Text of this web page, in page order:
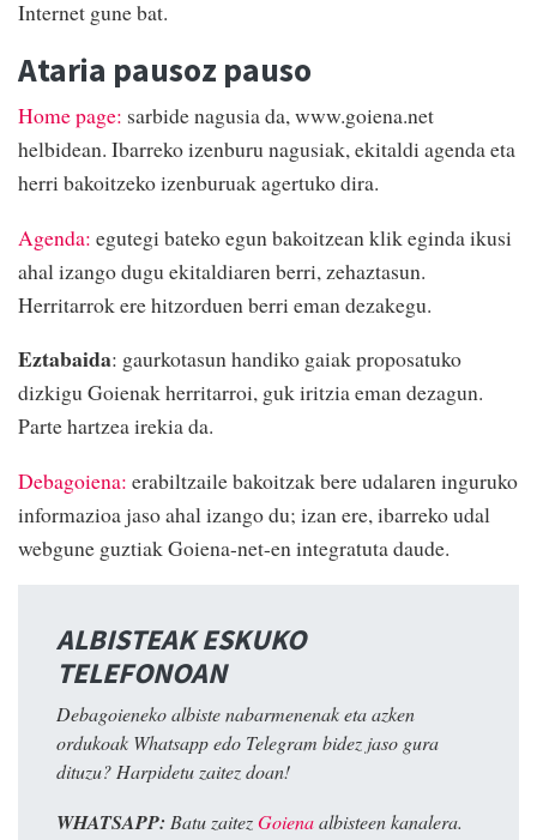
Internet gune bat.
Ataria pausoz pauso
Home page: sarbide nagusia da, www.goiena.net
helbidean. Ibarreko izenburu nagusiak, ekitaldi agenda eta
herri bakoitzeko izenburuak agertuko dira.
Agenda: egutegi bateko egun bakoitzean klik eginda ikusi
ahal izango dugu ekitaldiaren berri, zehaztasun.
Herritarrok ere hitzorduen berri eman dezakegu.
Eztabaida: gaurkotasun handiko gaiak proposatuko
dizkigu Goienak herritarroi, guk iritzia eman dezagun.
Parte hartzea irekia da.
Debagoiena: erabiltzaile bakoitzak bere udalaren inguruko
informazioa jaso ahal izango du; izan ere, ibarreko udal
webgune guztiak Goiena-net-en integratuta daude.
ALBISTEAK ESKUKO
TELEFONOAN
Debagoieneko albiste nabarmenenak eta azken
ordukoak Whatsapp edo Telegram bidez jaso gura
dituzu? Harpidetu zaitez doan!
WHATSAPP: Batu zaitezGoienaalbisteen kanalera.